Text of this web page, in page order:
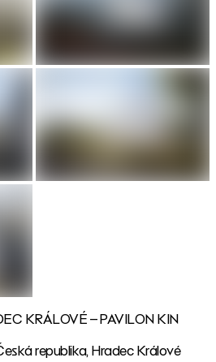
KRÁLOVÉ – PAVILON KIN
republika, Hradec Králové